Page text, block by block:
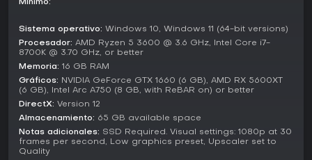
personal y aventuras a escala galáctica. Las
contenido en este marco, incorporando más misiones y
ajustes para mantener viva la experiencia individual.
Updates and Current State
Desde su lanzamiento en 2024, Star Wars Outlaws ha
recibido varias actualizaciones importantes que resolvieron
problemas iniciales como bugs y mecánicas de sigilo,
logrando una experiencia más pulida hacia 2026. Estos
parches trajeron mejoras en calidad de vida, como un
Mínimo:
Sistema operativo: Windows 10, Windows 11 (64-bit versions)
Procesador: AMD Ryzen 5 3600 @ 3.6 GHz, Intel Core i7-
8700K @ 3.70 GHz, or better
Memoria: 16 GB RAM
Gráficos: NVIDIA GeForce GTX 1660 (6 GB), AMD RX 5600XT
(6 GB), Intel Arc A750 (8 GB, with ReBAR on) or better
DirectX: Version 12
Almacenamiento: 65 GB available space
Notas adicionales: SSD Required. Visual settings: 1080p at 30
frames per second, Low graphics preset, Upscaler set to
Quality